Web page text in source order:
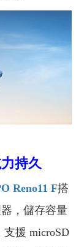
持久
Reno11 F搭
，儲存容量
支援 microSD